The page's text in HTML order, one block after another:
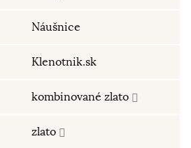
Náušnice
Klenotnik.sk
kombinované zlato
zlato